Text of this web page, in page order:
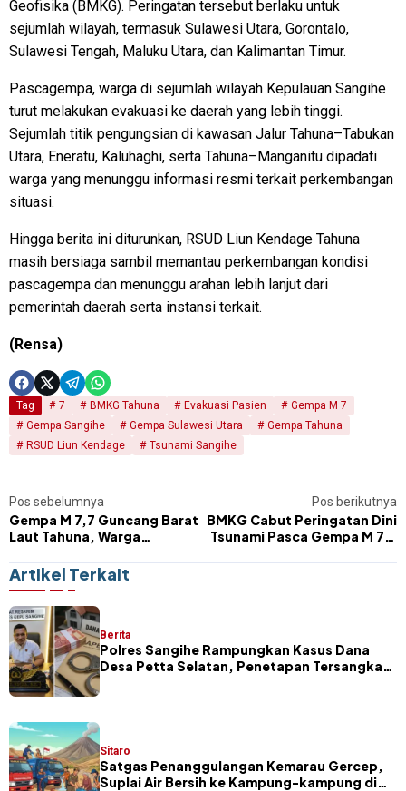
Geofisika (BMKG). Peringatan tersebut berlaku untuk
sejumlah wilayah, termasuk Sulawesi Utara, Gorontalo,
Sulawesi Tengah, Maluku Utara, dan Kalimantan Timur.
Pascagempa, warga di sejumlah wilayah Kepulauan Sangihe
turut melakukan evakuasi ke daerah yang lebih tinggi.
Sejumlah titik pengungsian di kawasan Jalur Tahuna–Tabukan
Utara, Eneratu, Kaluhaghi, serta Tahuna–Manganitu dipadati
warga yang menunggu informasi resmi terkait perkembangan
situasi.
Hingga berita ini diturunkan, RSUD Liun Kendage Tahuna
masih bersiaga sambil memantau perkembangan kondisi
pascagempa dan menunggu arahan lebih lanjut dari
pemerintah daerah serta instansi terkait.
(Rensa)
Tag 7 BMKG Tahuna Evakuasi Pasien
Gempa M 7
Gempa Sangihe
Gempa Sulawesi Utara
Gempa Tahuna
RSUD Liun Kendage
Tsunami Sangihe
Pos sebelumnya
Gempa M 7,7 Guncang Barat
Laut Tahuna, Warga
Mengungsi Usai Peringatan
Tsunami
Pos berikutnya
BMKG Cabut Peringatan Dini
Tsunami Pasca Gempa M 7,7
Diminta Tetap Waspada
Artikel Terkait
Berita
Polres Sangihe Rampungkan Kasus Dana
Desa Petta Selatan, Penetapan Tersangka
Sitaro
Satgas Penanggulangan Kemarau Gercep,
Suplai Air Bersih ke Kampung-kampung di